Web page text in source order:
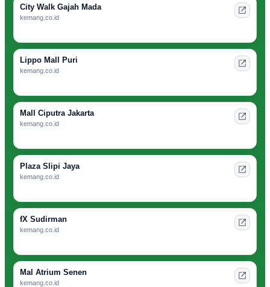
City Walk Gajah Mada
kemang.co.id
Lippo Mall Puri
kemang.co.id
Mall Ciputra Jakarta
kemang.co.id
Plaza Slipi Jaya
kemang.co.id
fX Sudirman
kemang.co.id
Mal Atrium Senen
kemang.co.id